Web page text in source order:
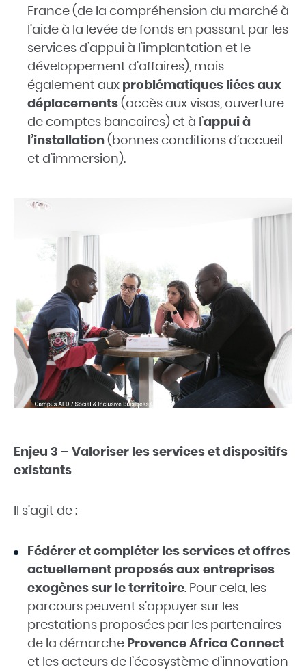
France (de la compréhension du marché à
l’aide à la levée de fonds en passant par les
services d’appui à l’implantation et le
développement d’affaires), mais
également aux problématiques liées aux
déplacements (accès aux visas, ouverture
de comptes bancaires) et à l’appui à
l’installation (bonnes conditions d’accueil
et d’immersion).
Enjeu 3 – Valoriser les services et dispositifs
existants
Il s’agit de :
Fédérer et compléter les services et offres
actuellement proposés aux entreprises
exogènes sur le territoire. Pour cela, les
parcours peuvent s’appuyer sur les
prestations proposées par les partenaires
de la démarche Provence Africa Connect
et les acteurs de l’écosystème d’innovation